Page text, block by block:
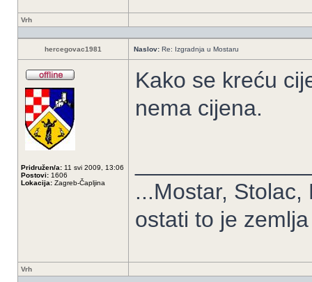
Vrh
hercegovac1981 Naslov: Re: Izgradnja u Mostaru
Pridružen/a: 11 svi 2009, 13:06
Postovi: 1606
Lokacija: Zagreb-Čapljina
Kako se kreću
nema cijena.
...Mostar,
ostati to je
Vrh